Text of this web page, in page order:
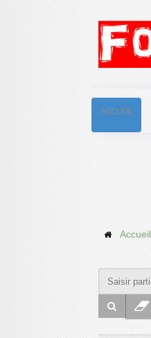
ACCUEIL
Accueil